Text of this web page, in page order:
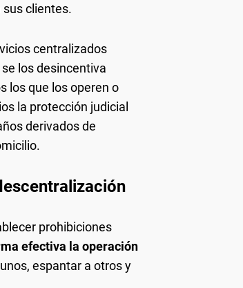
sus clientes.
centralizados
los desincentiva
los que los operen o
la protección judicial
derivados de
prohibiciones
efectiva la operación
espantar a otros y